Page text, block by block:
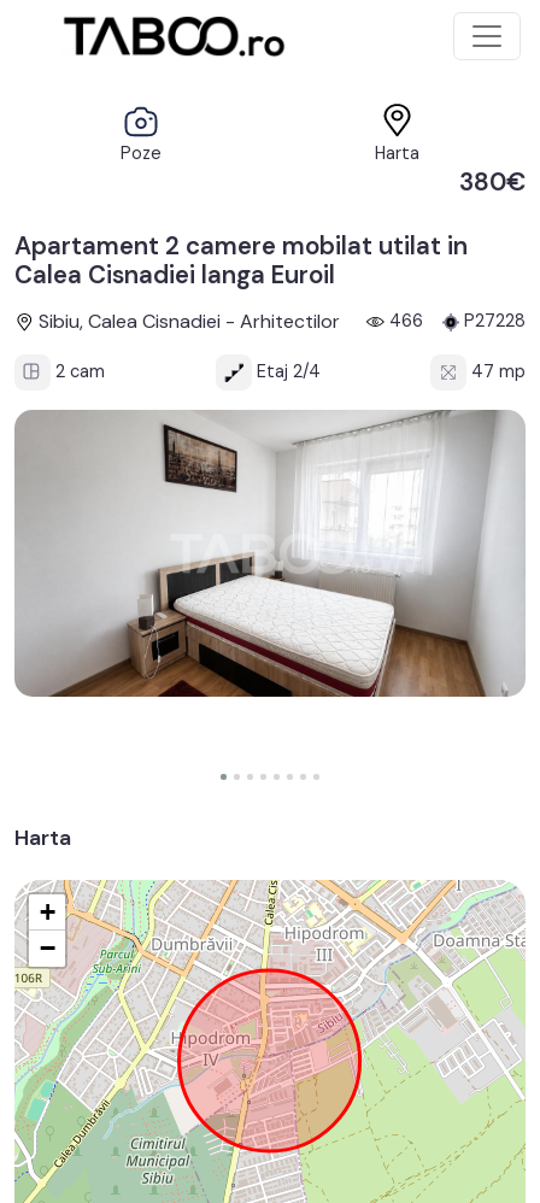
Poze Harta
380€
Apartament 2 camere mobilat utilat in
Calea Cisnadiei langa Euroil
Sibiu, Calea Cisnadiei - Arhitectilor 466 P27228
2 cam Etaj 2/4 47 mp
Harta
+
−